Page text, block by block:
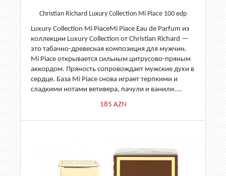
Christian Richard Luxury Collection Mi Piace 100 edp
Luxury Collection Mi PiaceMi Piace Eau de Parfum из
коллекции Luxury Collection от Christian Richard —
это табачно-древесная композиция для мужчин.
Mi Piace открывается сильным цитрусово-пряным
аккордом. Пряность сопровождает мужские духи в
сердце. База Mi Piace снова играет терпкими и
сладкими нотами ветивера, пачули и ванили....
185 AZN